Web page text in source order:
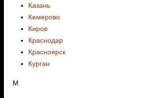
Казань
Кемерово
Киров
Краснодар
Красноярск
Курган
М